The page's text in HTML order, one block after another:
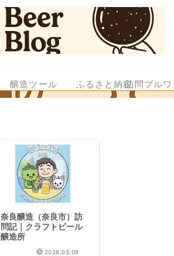
醸造ツール ふるさと納税訪問ブル
奈良醸造（奈良市）訪
問記｜クラフトビール
醸造所
2026.03.08